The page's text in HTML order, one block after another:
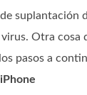
suplantación
Otra cosa
pasos a